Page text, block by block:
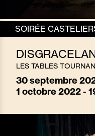
SOIRÉE
LES TABLES
30septembre
1 octobre 2022 -